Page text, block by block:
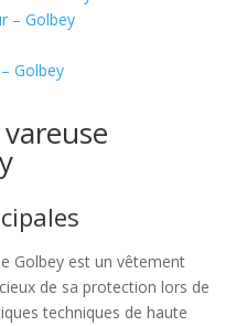
– Golbey
Golbey
Golbey est un vêtement
de sa protection lors de
techniques de haute